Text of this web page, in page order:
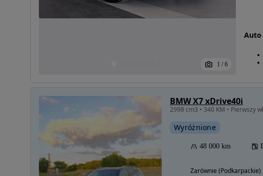
1 / 6
Auto
BMW X7 xDrive40i
2998 cm3 • 340 KM • Pierwszy
Wyróżnione
48 000 km
Zarównie (Podkarpackie)